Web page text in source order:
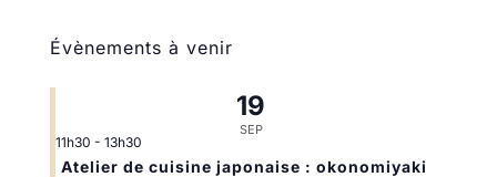
Évènements à venir
19
SEP
11h30 - 13h30
Atelier de cuisine japonaise : okonomiyaki